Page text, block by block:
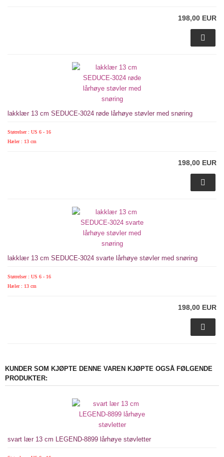
198,00 EUR
lakklær 13 cm SEDUCE-3024 røde lårhøye støvler med snøring
Størrelser : US 6 - 16
Hæler : 13 cm
198,00 EUR
lakklær 13 cm SEDUCE-3024 svarte lårhøye støvler med snøring
Størrelser : US 6 - 16
Hæler : 13 cm
198,00 EUR
KUNDER SOM KJØPTE DENNE VAREN KJØPTE OGSÅ FØLGENDE
PRODUKTER:
svart lær 13 cm LEGEND-8899 lårhøye støvletter